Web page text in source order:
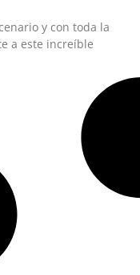
y con toda la
a este increíble